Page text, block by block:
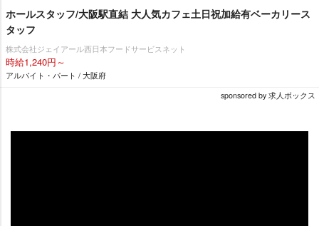
ホールスタッフ/大阪駅直結 大人気カフェ土日祝加給有ベーカリース
タッフ
株式会社ジェイアール西日本フードサービスネット
時給1,240円～
アルバイト・パート / 大阪府
sponsored by 求人ボックス